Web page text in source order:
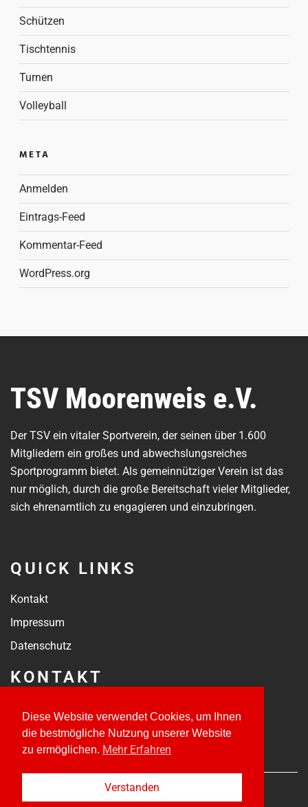
Schützen
Tischtennis
Turnen
Volleyball
META
Anmelden
Eintrags-Feed
Kommentar-Feed
WordPress.org
TSV Moorenweis e.V.
Der TSV ein vitaler Sportverein, der seinen über 1.600
Mitgliedern ein großes und abwechslungsreiches
Sportprogramm bietet. Als gemeinnütziger Verein ist das
nur möglich, durch die große Bereitschaft vieler Mitglieder,
sich ehrenamtlich zu engagieren und einzubringen.
QUICK LINKS
Kontakt
Impressum
Datenschutz
KONTAKT
Jahnstraße 18
82272 Moorenweis
© 2022 – 2024 • TSV Moorenweis e.V.
Diese Website verwendet Cookies, um Ihnen
die bestmögliche Nutzung unserer Website
zu ermöglichen. Mehr Erfahren
Verstanden